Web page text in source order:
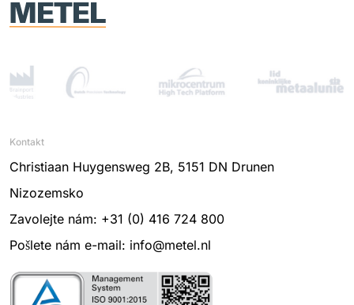
Kontakt
Christiaan Huygensweg 2B, 5151 DN Drunen
Nizozemsko
Zavolejte nám: +31 (0) 416 724 800
Pošlete nám e-mail: info@metel.nl